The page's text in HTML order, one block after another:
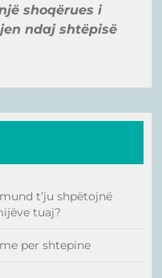
shoqërues i
ndaj shtëpisë
t’ju shpëtojnë
tuaj?
per shtepine